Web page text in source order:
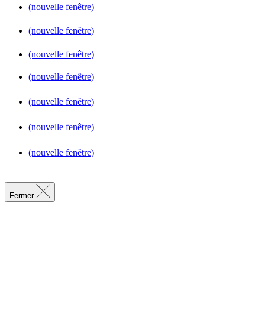
(nouvelle fenêtre)
(nouvelle fenêtre)
(nouvelle fenêtre)
(nouvelle fenêtre)
(nouvelle fenêtre)
(nouvelle fenêtre)
(nouvelle fenêtre)
Fermer